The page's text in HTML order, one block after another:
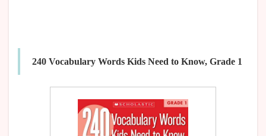
240 Vocabulary Words Kids Need to Know, Grade 1